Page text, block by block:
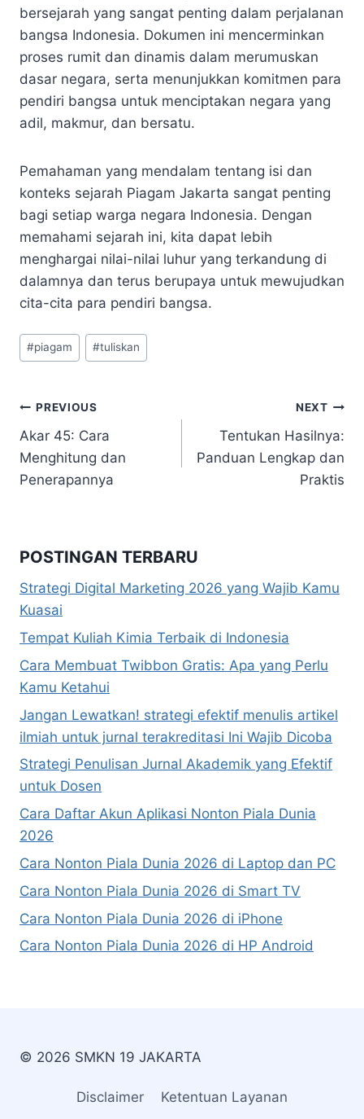
bersejarah yang sangat penting dalam perjalanan
bangsa Indonesia. Dokumen ini mencerminkan
proses rumit dan dinamis dalam merumuskan
dasar negara, serta menunjukkan komitmen para
pendiri bangsa untuk menciptakan negara yang
adil, makmur, dan bersatu.
Pemahaman yang mendalam tentang isi dan
konteks sejarah Piagam Jakarta sangat penting
bagi setiap warga negara Indonesia. Dengan
memahami sejarah ini, kita dapat lebih
menghargai nilai-nilai luhur yang terkandung di
dalamnya dan terus berupaya untuk mewujudkan
cita-cita para pendiri bangsa.
Post
Tags:
#piagam #tuliskan
Navigasi
pos
PREVIOUS
Akar 45: Cara
Menghitung dan
Penerapannya
NEXT
Tentukan Hasilnya:
Panduan Lengkap dan
Praktis
POSTINGAN TERBARU
Strategi Digital Marketing 2026 yang Wajib Kamu
Kuasai
Tempat Kuliah Kimia Terbaik di Indonesia
Cara Membuat Twibbon Gratis: Apa yang Perlu
Kamu Ketahui
Jangan Lewatkan! strategi efektif menulis artikel
ilmiah untuk jurnal terakreditasi Ini Wajib Dicoba
Strategi Penulisan Jurnal Akademik yang Efektif
untuk Dosen
Cara Daftar Akun Aplikasi Nonton Piala Dunia
2026
Cara Nonton Piala Dunia 2026 di Laptop dan PC
Cara Nonton Piala Dunia 2026 di Smart TV
Cara Nonton Piala Dunia 2026 di iPhone
Cara Nonton Piala Dunia 2026 di HP Android
© 2026 SMKN 19 JAKARTA
Disclaimer Ketentuan Layanan